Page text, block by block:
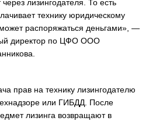
лизингодателя. То есть
технику юридическому
распоряжаться деньгами», —
директор по ЦФО ООО
прав на технику лизингодателю
или ГИБДД. После
лизинга возвращают в